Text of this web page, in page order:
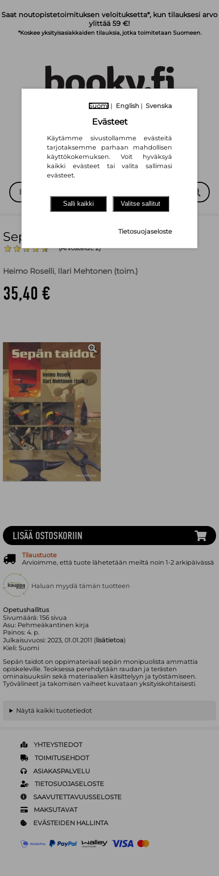
Saat noutopistetoimituksen veloituksetta*, kun tilauksesi arvo
ylittää 59 €!
*Koskee yksityisasiakkaiden tilauksia, jotka toimitetaan Suomeen.
English |
Sepän taidot
(Arvostelut: 2)
Heimo Roselli, Ilari Mehtonen (toim.)
35,40 €
Opetushallitus
Sivumäärä:156 sivua
Asu: Pehmeäkantinen kirja
Painos:4. p.
Julkaisuvuosi:2023, 01.01.2011 (lisätietoa)
Kieli:Suomi
Sepän taidot on oppimateriaali sepän monipuolista ammattia
opiskeleville. Teoksessa perehdytään raudan ja terästen
ominaisuuksiin sekä materiaalien käsittelyyn ja työstämiseen.
Työvälineet ja takomisen vaiheet kuvataan yksityiskohtaisesti.
LISÄÄ OSTOSKORIIN
Tilaustuote
Arvioimme, että tuote lähetetään meiltä noin 1-2 arkipäivässä
Haluan myydä tämän tuotteen
Näytä kaikki tuotetiedot
YHTEYSTIEDOT
TOIMITUSEHDOT
ASIAKASPALVELU
TIETOSUOJASELOSTE
SAAVUTETTAVUUSSELOSTE
MAKSUTAVAT
EVÄSTEIDEN HALLINTA
Suomi | English | Svenska
Evästeet
Käytämme sivustollamme evästeitä
tarjotaksemme parhaan mahdollisen
käyttökokemuksen. Voit hyväksyä
kaikki evästeet tai valita sallimasi
evästeet.
Salli kaikki Valitse sallitut
Tietosuojaseloste